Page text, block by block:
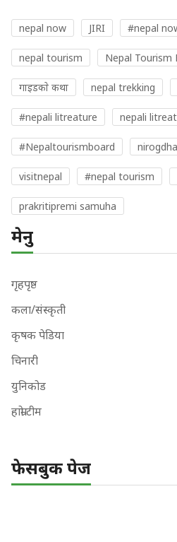
nepal now JIRI #nepal
nepal tourism Nepal Tourism
गाइडकाे कथा nepal trekking
#nepali litreature nepali
#Nepaltourismboard
visitnepal #nepal tourism
prakritipremi samuha
मेनु
गृहपृष्ठ
कला/संस्कृती
कृषक पेडिया
चिनारी
युनिकोड
हाम्रो टीम
फेसबुक पेज